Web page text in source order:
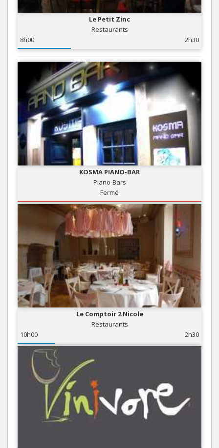
Le Petit Zinc
Restaurants
8h00
2h30
KOSMA PIANO-BAR
Piano-Bars
Fermé
Le Comptoir 2 Nicole
Restaurants
10h00
2h30